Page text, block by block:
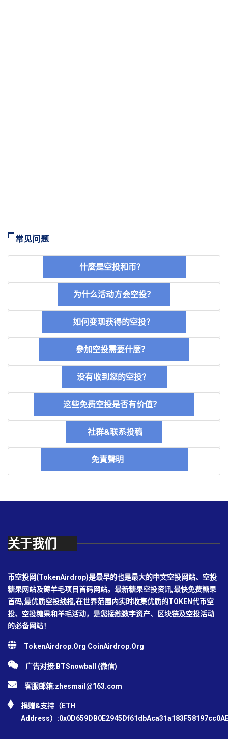
常见问题
什麼是空投和币？
为什么活动方会空投？
如何变现获得的空投？
參加空投需要什麼？
没有收到您的空投？
这些免费空投是否有价值？
社群&联系投稿
免責聲明
关于我们
币空投网(TokenAirdrop)是最早的也是最大的中文空投网站、空投
糖果网站及薅羊毛项目首码网站。最新糖果空投资讯,最快免费糖果
首码,最优质空投线报,在世界范围内实时收集优质的TOKEN代币空
投、空投糖果和羊毛活动，是您接触数字资产、区块链及空投活动
的必备网站！
TokenAirdrop.Org CoinAirdrop.Org
广告对接:BTSnowball (微信)
客服邮箱:zhesmail@163.com
捐赠&支持（ETH
Address）